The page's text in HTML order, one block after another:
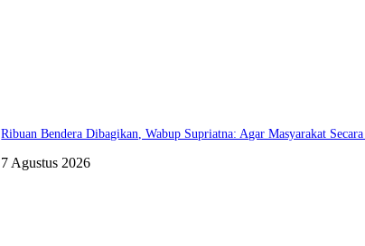
Ribuan Bendera Dibagikan, Wabup Supriatna: Agar Masyarakat
7 Agustus 2026